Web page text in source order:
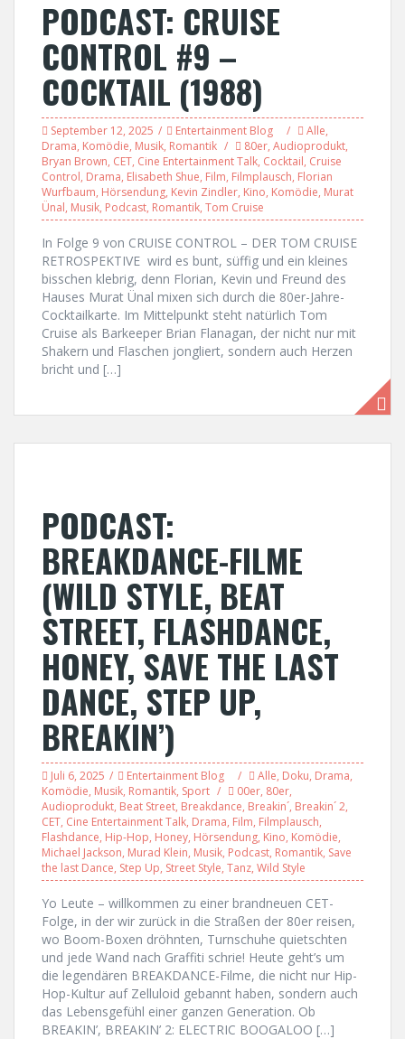
PODCAST: CRUISE
CONTROL #9 –
COCKTAIL (1988)
September 12, 2025 Entertainment Blog Alle,
Drama, Komödie, Musik, Romantik 80er, Audioprodukt,
Bryan Brown, CET, Cine Entertainment Talk, Cocktail, Cruise
Control, Drama, Elisabeth Shue, Film, Filmplausch, Florian
Wurfbaum, Hörsendung, Kevin Zindler, Kino, Komödie, Murat
Ünal, Musik, Podcast, Romantik, Tom Cruise
In Folge 9 von CRUISE CONTROL – DER TOM CRUISE
RETROSPEKTIVE wird es bunt, süffig und ein kleines
bisschen klebrig, denn Florian, Kevin und Freund des
Hauses Murat Ünal mixen sich durch die 80er-Jahre-
Cocktailkarte. Im Mittelpunkt steht natürlich Tom
Cruise als Barkeeper Brian Flanagan, der nicht nur mit
Shakern und Flaschen jongliert, sondern auch Herzen
bricht und […]
PODCAST:
BREAKDANCE-FILME
(WILD STYLE, BEAT
STREET, FLASHDANCE,
HONEY, SAVE THE LAST
DANCE, STEP UP,
BREAKIN’)
Juli 6, 2025 Entertainment Blog Alle, Doku, Drama,
Komödie, Musik, Romantik, Sport 00er, 80er,
Audioprodukt, Beat Street, Breakdance, Breakin´, Breakin´ 2,
CET, Cine Entertainment Talk, Drama, Film, Filmplausch,
Flashdance, Hip-Hop, Honey, Hörsendung, Kino, Komödie,
Michael Jackson, Murad Klein, Musik, Podcast, Romantik, Save
the last Dance, Step Up, Street Style, Tanz, Wild Style
Yo Leute – willkommen zu einer brandneuen CET-
Folge, in der wir zurück in die Straßen der 80er reisen,
wo Boom-Boxen dröhnten, Turnschuhe quietschten
und jede Wand nach Graffiti schrie! Heute geht’s um
die legendären BREAKDANCE-Filme, die nicht nur Hip-
Hop-Kultur auf Zelluloid gebannt haben, sondern auch
das Lebensgefühl einer ganzen Generation. Ob
BREAKIN’, BREAKIN’ 2: ELECTRIC BOOGALOO […]